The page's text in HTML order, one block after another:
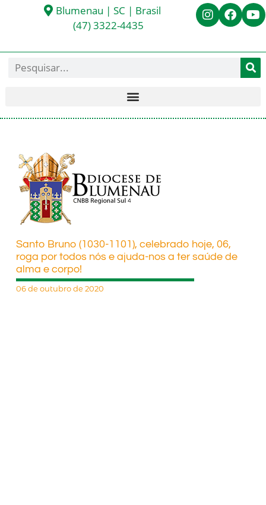
Blumenau | SC | Brasil
(47) 3322-4435
Santo Bruno (1030-1101), celebrado hoje, 06,
roga por todos nós e ajuda-nos a ter saúde de
alma e corpo!
06 de outubro de 2020